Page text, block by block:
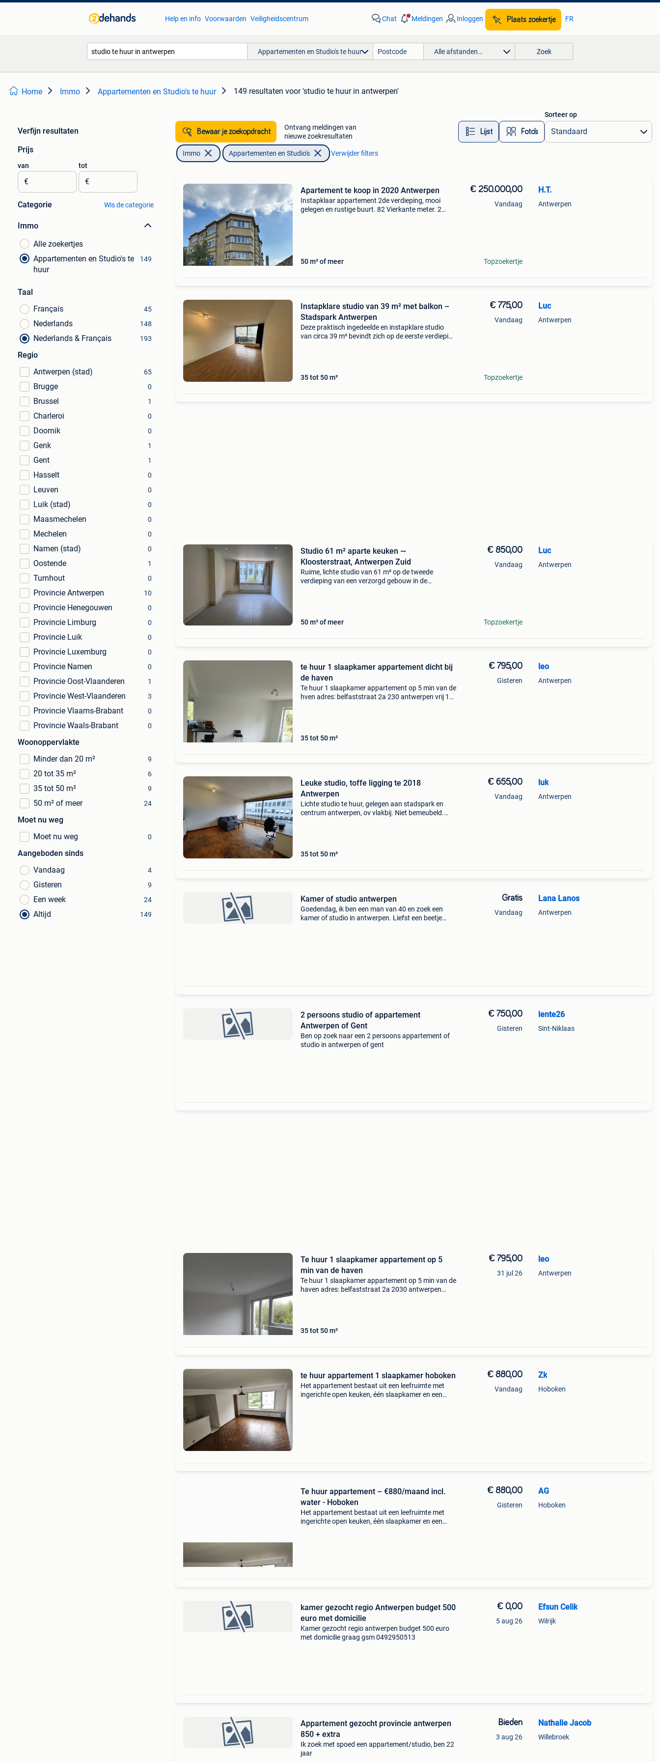
Help en info Voorwaarden Veiligheidscentrum Chat Meldingen Inloggen Plaats zoekertje FR
Appartementen en Studio's te huur Alle afstanden… Zoek
Home Immo Appartementen en Studio's te huur 149 resultaten voor 'studio te huur in antwerpen'
Verfijn resultaten
Prijs
van
€
tot
€
Categorie Wis de categorie
Immo
Alle zoekertjes
Appartementen en Studio's te
huur
149
Taal
Français
45
Nederlands 148
Nederlands & Français 193
Regio
Antwerpen (stad)
65
Brugge 0
Brussel 1
Charleroi 0
Doornik 0
Genk 1
Gent 1
Hasselt 0
Leuven 0
Luik (stad) 0
Maasmechelen 0
Mechelen 0
Namen (stad) 0
Oostende 1
Turnhout 0
Provincie Antwerpen 10
Provincie Henegouwen 0
Provincie Limburg 0
Provincie Luik 0
Provincie Luxemburg 0
Provincie Namen 0
Provincie Oost-Vlaanderen 1
Provincie West-Vlaanderen 3
Provincie Vlaams-Brabant 0
Provincie Waals-Brabant 0
Woonoppervlakte
Minder dan 20 m²
9
20 tot 35 m² 6
35 tot 50 m² 9
50 m² of meer 24
Moet nu weg
Moet nu weg
0
Aangeboden sinds
Vandaag
4
Gisteren 9
Een week 24
Altijd 149
Bewaar je zoekopdracht
Ontvang meldingen van
nieuwe zoekresultaten
Lijst Foto’s
Sorteer op
Immo Appartementen en Studio's Verwijder filters
Apartement te koop in 2020 Antwerpen
Instapklaar appartement 2de verdieping, mooi
gelegen en rustige buurt. 82 Vierkante meter. 2
50 m² of meer
€ 250.000,00
Vandaag
Topzoekertje
H.T.
Antwerpen
Instapklare studio van 39 m² met balkon –
Stadspark Antwerpen
Deze praktisch ingedeelde en instapklare studio
van circa 39 m² bevindt zich op de eerste verdieping
35 tot 50 m²
€ 775,00
Vandaag
Topzoekertje
Luc
Antwerpen
Studio 61 m² aparte keuken —
Kloosterstraat, Antwerpen Zuid
Ruime, lichte studio van 61 m² op de tweede
verdieping van een verzorgd gebouw in de
50 m² of meer
€ 850,00
Vandaag
Topzoekertje
Luc
Antwerpen
te huur 1 slaapkamer appartement dicht bij
de haven
Te huur 1 slaapkamer appartement op 5 min van de
hven adres: belfaststraat 2a 230 antwerpen vrij 1
35 tot 50 m²
€ 795,00
Gisteren
leo
Antwerpen
Leuke studio, toffe ligging te 2018
Antwerpen
Lichte studio te huur, gelegen aan stadspark en
centrum antwerpen, ov vlakbij. Niet bemeubeld.
35 tot 50 m²
€ 655,00
Vandaag
luk
Antwerpen
Kamer of studio antwerpen
Goedendag, ik ben een man van 40 en zoek een
kamer of studio in antwerpen. Liefst een beetje
Gratis
Vandaag
Lana Lanos
Antwerpen
2 persoons studio of appartement
Antwerpen of Gent
Ben op zoek naar een 2 persoons appartement of
studio in antwerpen of gent
€ 750,00
Gisteren
lente26
Sint-Niklaas
Te huur 1 slaapkamer appartement op 5
min van de haven
Te huur 1 slaapkamer appartement op 5 min van de
haven adres: belfaststraat 2a 2030 antwerpen
35 tot 50 m²
€ 795,00
31 jul 26
leo
Antwerpen
te huur appartement 1 slaapkamer hoboken
Het appartement bestaat uit een leefruimte met
ingerichte open keuken, één slaapkamer en een
€ 880,00
Vandaag
Zk
Hoboken
Te huur appartement – €880/maand incl.
water - Hoboken
Het appartement bestaat uit een leefruimte met
ingerichte open keuken, één slaapkamer en een
€ 880,00
Gisteren
AG
Hoboken
kamer gezocht regio Antwerpen budget 500
euro met domicilie
Kamer gezocht regio antwerpen budget 500 euro
met domicilie graag gsm 0492950513
€ 0,00
5 aug 26
Efsun Celik
Wilrijk
Appartement gezocht provincie antwerpen
850 + extra
Ik zoek met spoed een appartement/studio, ben 22
jaar
Bieden
3 aug 26
Nathalie Jacob
Willebroek